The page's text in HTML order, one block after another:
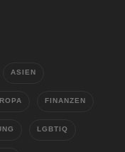
ASIEN
FINANZEN
LGBTIQ